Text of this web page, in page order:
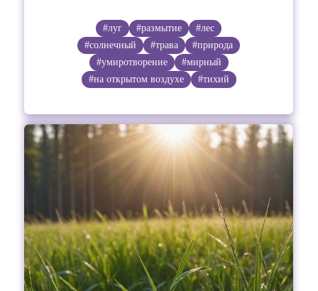
#луг #размытие
#лес
#солнечный
#трава
#природа
#умиротворение
#мирный
#на открытом воздухе
#тихий